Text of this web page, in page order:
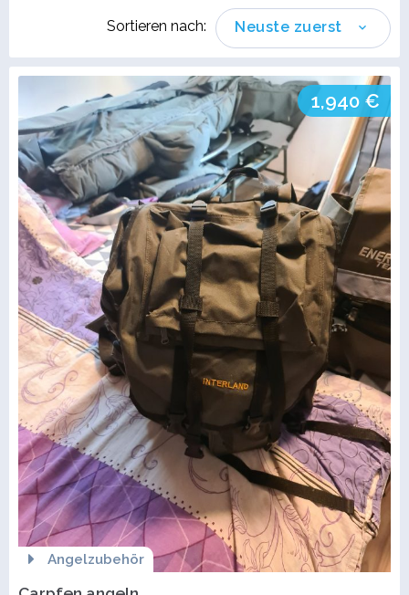
Neuste zuerst
Sortieren nach:
1,940 €
Angelzubehör